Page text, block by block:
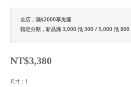
全店，滿$2000享免運
指定分類，新品滿 3,000 抵 300 / 5,000 抵
NT$3,380
尺寸 : 1